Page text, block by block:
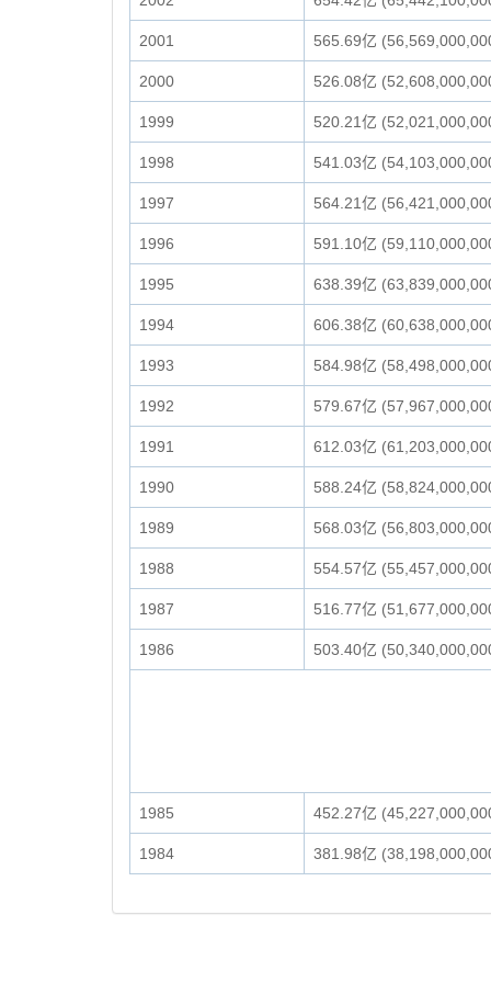
2001 565.69亿
2000 526.08亿
1999 520.21亿
1998 541.03亿
1997 564.21亿
1996 591.10亿
1995 638.39亿
1994 606.38亿
1993 584.98亿
1992 579.67亿
1991 612.03亿
1990 588.24亿
1989 568.03亿
1988 554.57亿
1987 516.77亿
1986 503.40亿
1985 452.27亿
1984 381.98亿